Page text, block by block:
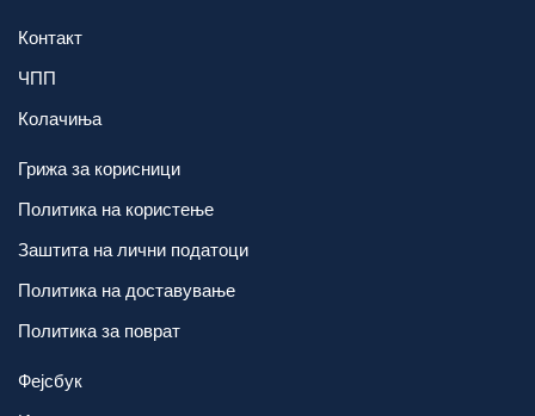
Контакт
ЧПП
Колачиња
Грижа за корисници
Политика на користење
Заштита на лични податоци
Политика на доставување
Политика за поврат
Фејсбук